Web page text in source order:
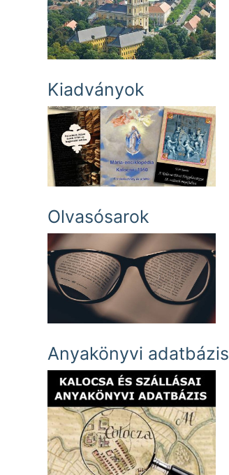
Kiadványok
Olvasósarok
Anyakönyvi adatbázis